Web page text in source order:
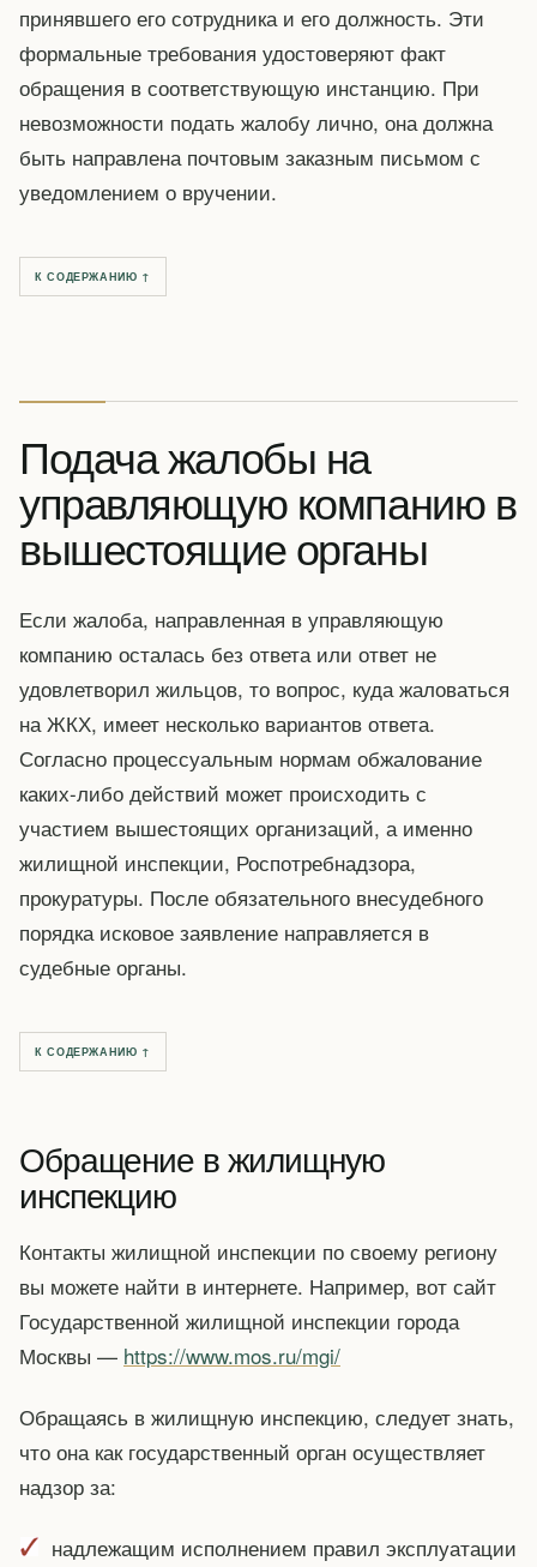
принявшего его сотрудника и его должность. Эти
формальные требования удостоверяют факт
обращения в соответствующую инстанцию. При
невозможности подать жалобу лично, она должна
быть направлена почтовым заказным письмом с
уведомлением о вручении.
К СОДЕРЖАНИЮ ↑
Подача жалобы на
управляющую компанию в
вышестоящие органы
Если жалоба, направленная в управляющую
компанию осталась без ответа или ответ не
удовлетворил жильцов, то вопрос, куда жаловаться
на ЖКХ, имеет несколько вариантов ответа.
Согласно процессуальным нормам обжалование
каких-либо действий может происходить с
участием вышестоящих организаций, а именно
жилищной инспекции, Роспотребнадзора,
прокуратуры. После обязательного внесудебного
порядка исковое заявление направляется в
судебные органы.
К СОДЕРЖАНИЮ ↑
Обращение в жилищную
инспекцию
Контакты жилищной инспекции по своему региону
вы можете найти в интернете. Например, вот сайт
Государственной жилищной инспекции города
Москвы — https://www.mos.ru/mgi/
Обращаясь в жилищную инспекцию, следует знать,
что она как государственный орган осуществляет
надзор за:
надлежащим исполнением правил эксплуатации